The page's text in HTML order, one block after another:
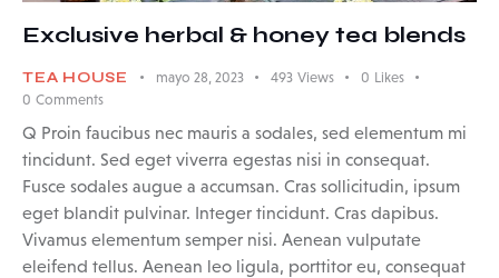
Exclusive herbal & honey tea blends
TEA HOUSE mayo 28, 2023 493 Views 0 Likes
0 Comments
Q Proin faucibus nec mauris a sodales, sed elementum mi
tincidunt. Sed eget viverra egestas nisi in consequat.
Fusce sodales augue a accumsan. Cras sollicitudin, ipsum
eget blandit pulvinar. Integer tincidunt. Cras dapibus.
Vivamus elementum semper nisi. Aenean vulputate
eleifend tellus. Aenean leo ligula, porttitor eu, consequat